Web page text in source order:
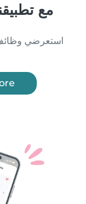
مع
استعرضي وظائف